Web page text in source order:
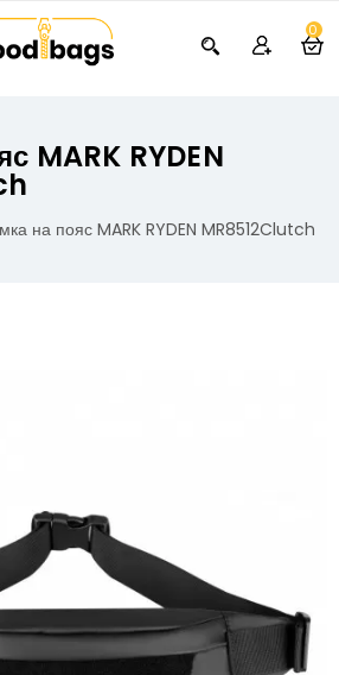
0
MARK RYDEN
на пояс MARK RYDEN MR8512Clutch